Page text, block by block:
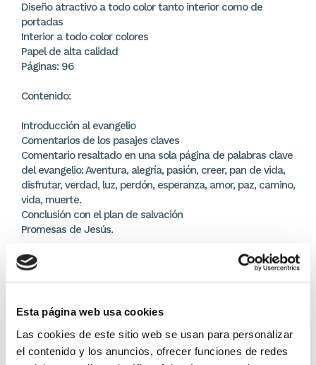
Esta página web usa cookies
Las cookies de este sitio web se usan para personalizar
el contenido y los anuncios, ofrecer funciones de redes
Diseño atractivo a todo color tanto interior como de
portadas
Interior a todo color colores
Papel de alta calidad
Páginas: 96
Contenido:
Introducción al evangelio
Comentarios de los pasajes claves
Comentario resaltado en una sola página de palabras clave
del evangelio: Aventura, alegría, pasión, creer, pan de vida,
disfrutar, verdad, luz, perdón, esperanza, amor, paz, camino,
vida, muerte.
Conclusión con el plan de salvación
Promesas de Jesús.
Los evangelios vienen comentados por Jaime Fernández
Garrido, reconocido escritor, conferenciante, y pedagogo.
y desvinculada del evangelio como la nuestra.